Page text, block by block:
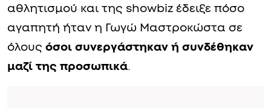
αθλητισμού και της showbiz έδειξε πόσο
αγαπητή ήταν η Γωγώ Μαστροκώστα σε
όλους όσοι συνεργάστηκαν ή συνδέθηκαν
μαζί της προσωπικά.